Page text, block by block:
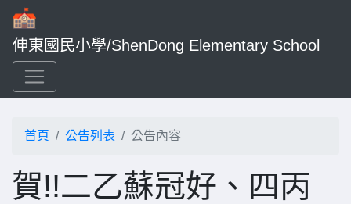
伸東國民小學/ShenDong Elementary School
首頁 公告列表 公告內容
賀!!二乙蘇冠好、四丙